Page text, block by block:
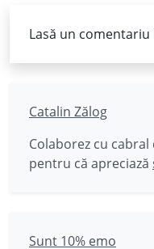
Lasă un comentariu
Catalin Zălog
Colaborez cu
pentru că apreciază
Sunt 10% emo